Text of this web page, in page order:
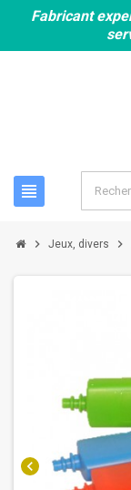
Fabricant
view_headline
chevron_right Jeux, divers chevron_right
chevron_left